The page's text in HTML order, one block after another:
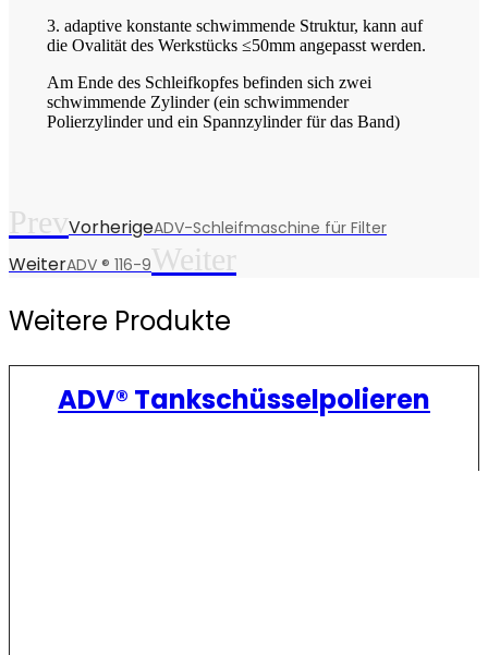
3. adaptive konstante schwimmende Struktur, kann auf
die Ovalität des Werkstücks ≤50mm angepasst werden.
Am Ende des Schleifkopfes befinden sich zwei
schwimmende Zylinder (ein schwimmender
Polierzylinder und ein Spannzylinder für das Band)
PrevVorherigeADV-Schleifmaschine für Filter
WeiterADV ® 116-9Weiter
Weitere Produkte
ADV® Tankschüsselpolieren